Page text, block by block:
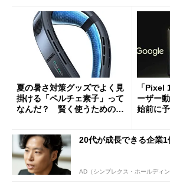
夏の暑さ対策グッズでよく見
掛ける「ペルチェ素子」って
なんだ？ 賢く使うための注
「Pixel
ーザー
始前に
20代が成長できる企業
AD（シンプレクス・ホールディン